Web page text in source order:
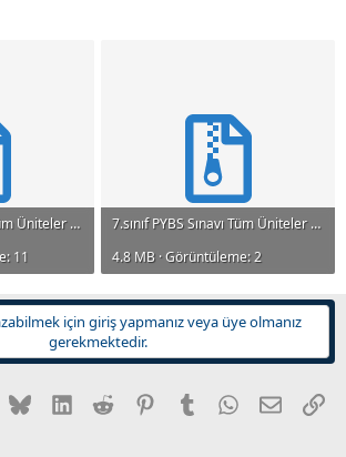
7.sınıf PYBS Sınavı Tüm Üniteler Çıkmış Sorular.rar
11
7.sınıf PYBS Sınavı Tüm Üniteler Çıkmış Sorular.rar
4.8 MB · Görüntüleme: 2
için giriş yapmanız veya üye olmanız
gerekmektedir.
BlueskyLinkedInReddit PinterestTumblr WhatsApp
E-posta